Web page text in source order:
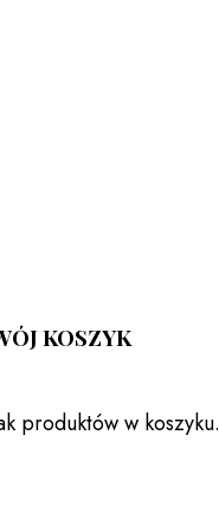
KOSZYK
produktów w koszyku.